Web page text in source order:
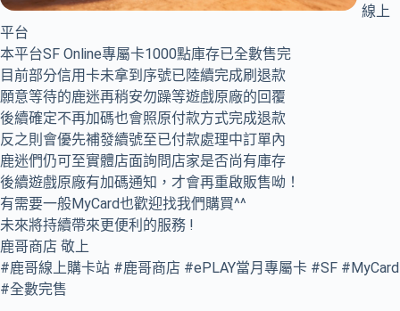
線上
平台
本平台SF Online專屬卡1000點庫存已全數售完
目前部分信用卡未拿到序號已陸續完成刷退款
願意等待的鹿迷再稍安勿躁等遊戲原廠的回覆
後續確定不再加碼也會照原付款方式完成退款
反之則會優先補發續號至已付款處理中訂單內
鹿迷們仍可至實體店面詢問店家是否尚有庫存
後續遊戲原廠有加碼通知，才會再重啟販售呦！
有需要一般MyCard也歡迎找我們購買^^
未來將持續帶來更便利的服務 !
鹿哥商店 敬上
#鹿哥線上購卡站 #鹿哥商店 #ePLAY當月專屬卡 #SF #MyCard
#全數完售